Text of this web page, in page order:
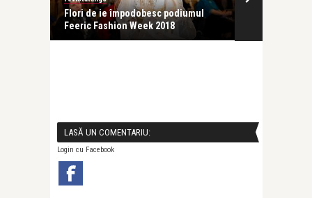
RomânIA Autentică, 55.000 de
participanți la ediția ...
LASĂ UN COMENTARIU:
Login cu Facebook